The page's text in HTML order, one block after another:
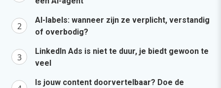
AI-labels: wanneer zijn ze verplicht, verstandig
of overbodig?
LinkedIn Ads is niet te duur, je biedt gewoon te
veel
Is jouw content doorvertelbaar? Doe de